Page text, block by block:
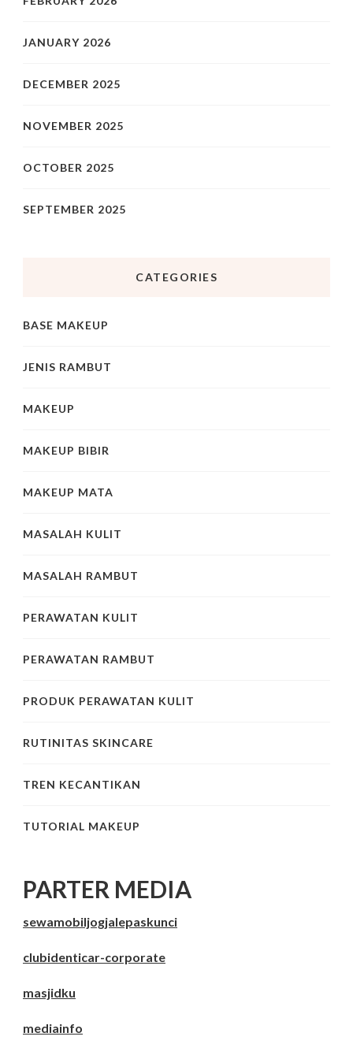
JANUARY 2026
DECEMBER 2025
NOVEMBER 2025
OCTOBER 2025
SEPTEMBER 2025
CATEGORIES
BASE MAKEUP
JENIS RAMBUT
MAKEUP
MAKEUP BIBIR
MAKEUP MATA
MASALAH KULIT
MASALAH RAMBUT
PERAWATAN KULIT
PERAWATAN RAMBUT
PRODUK PERAWATAN KULIT
RUTINITAS SKINCARE
TREN KECANTIKAN
TUTORIAL MAKEUP
PARTER MEDIA
sewamobiljogjalepaskunci
clubidenticar-corporate
masjidku
mediainfo